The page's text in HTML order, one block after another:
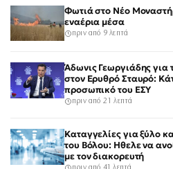
Φωτιά στο Νέο
εναέρια μέσα
πριν από 9 λεπτά
Άδωνις Γεωργιάδης για
στον Ερυθρό Σταυρό:
προσωπικό του ΕΣΥ
πριν από 21 λεπτά
Καταγγελίες για ξύλο
του Βόλου: Ηθελε να
με τον διακορευτή